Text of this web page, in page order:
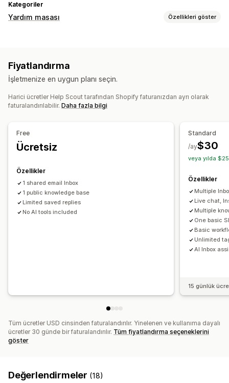
Kategoriler
Yardım masası Özellikleri göster
Self servis Yardım merkezi
Otomatik yanıt Yanıt şablonları Yapay zeka yanıtları
Etiketleme
Spam algılama
Geri bildirim anketleri
Raporlar
Fiyatlandırma
İşletmenize en uygun planı seçin.
Harici ücretler Help Scout tarafından Shopify faturanızdan ayrı olarak
faturalandırılabilir. Daha fazla bilgi
Free
Ücretsiz
Özellikler
1 shared email Inbox
1 public knowledge base
Limited saved replies
No AI tools included
Standard
$30
/ay
veya yılda
Özellikler
Multiple
Live chat,
Multiple
One basic
Basic
Unlimited
AI Inbox
15 günlük
Tüm ücretler USD cinsinden faturalandırılır. Yinelenen ve kullanıma dayalı
ücretler 30 günde bir faturalandırılır. Tüm fiyatlandırma seçeneklerini
göster
Değerlendirmeler (18)